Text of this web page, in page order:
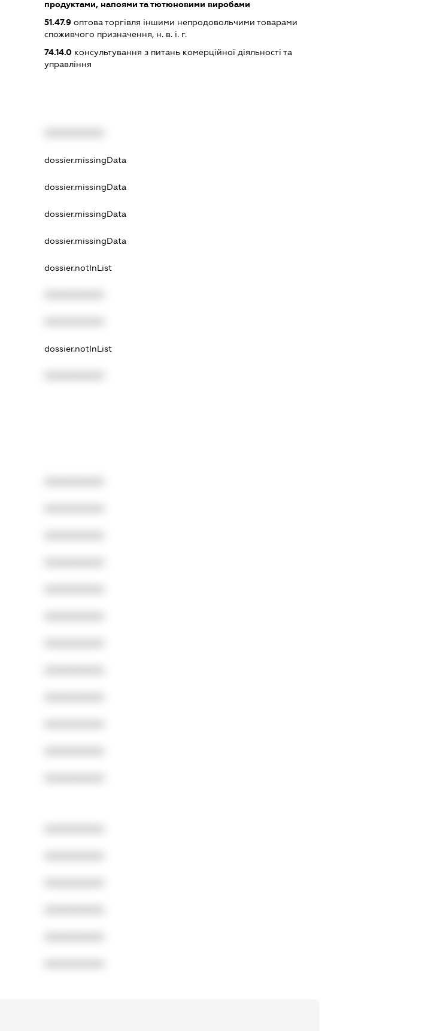
продуктами, напоями та тютюновими виробами
51.47.9оптова торгівля іншими непродовольчими товарами
споживчого призначення, н. в. і. г.
74.14.0консультування з питань комерційної діяльності та
управління
dossier.missingData
dossier.missingData
dossier.missingData
dossier.missingData
dossier.notInList
dossier.notInList